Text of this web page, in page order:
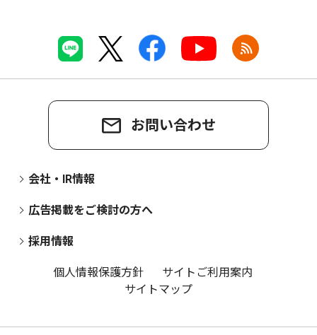
お問い合わせ
会社・IR情報
広告掲載をご検討の方へ
採用情報
個人情報保護方針
サイトご利用案内
サイトマップ